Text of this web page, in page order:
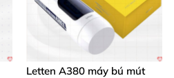
Letten A380 máy bú mút